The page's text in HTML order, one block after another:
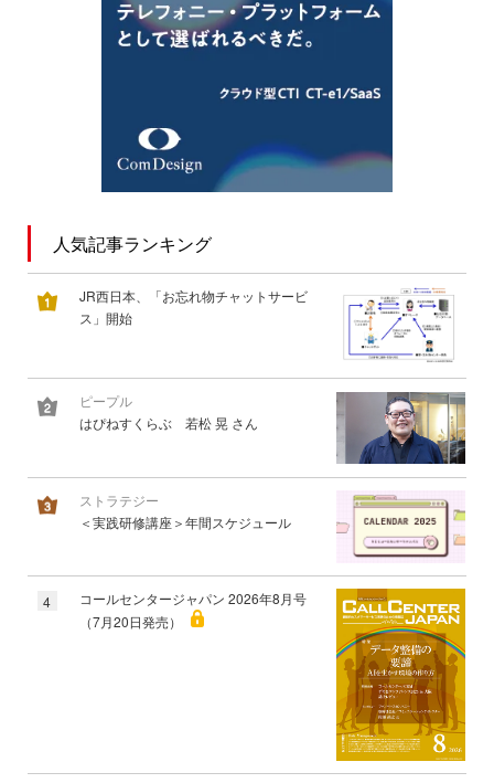
人気記事ランキング
JR西日本、「お忘れ物チャットサービ
ス」開始
ピープル
はぴねすくらぶ 若松 晃 さん
ストラテジー
＜実践研修講座＞年間スケジュール
4
コールセンタージャパン 2026年8月号
（7月20日発売）